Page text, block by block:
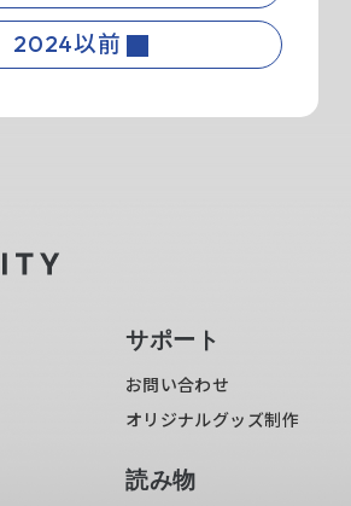
2024以前
サポート
お問い合わせ
オリジナルグッズ制作
読み物